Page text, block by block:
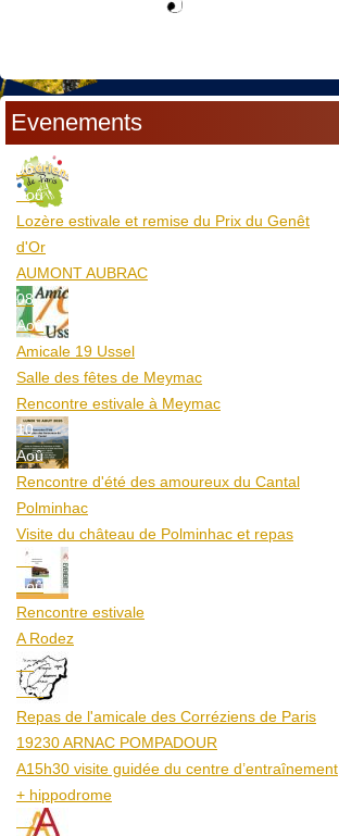
Evenements
06
Aoû
Lozère estivale et remise du Prix du Genêt
d'Or
AUMONT AUBRAC
08
Aoû
Amicale 19 Ussel
Salle des fêtes de Meymac
Rencontre estivale à Meymac
10
Aoû
Rencontre d'été des amoureux du Cantal
Polminhac
Visite du château de Polminhac et repas
12
Aoû
Rencontre estivale
A Rodez
23
Aoû
Repas de l'amicale des Corréziens de Paris
19230 ARNAC POMPADOUR
A15h30 visite guidée du centre d’entraînement
+ hippodrome
25